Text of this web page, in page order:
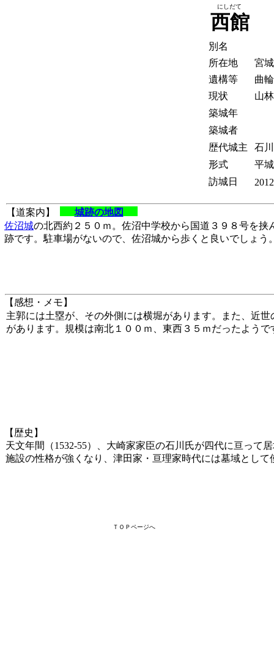
西館
【道案内】
城跡の地図
佐沼城の北西約２５０ｍ。佐沼中学校から国道３９８号を挟
跡です。駐車場がないので、佐沼城から歩くと良いでしょう
【感想・メモ】
主郭には土塁が、その外側には横堀があります。また、近
があります。規模は南北１００ｍ、東西３５ｍだったようで
別名
所在地
宮
遺構等
曲
現状
山
築城年
築城者
歴代城主
石
形式
平城
訪城日
にしだて
【歴史】
ＴＯＰページへ
天文年間（1532-55）、大崎家家臣の石川氏が四代に亘って
施設の性格が強くなり、津田家・亘理家時代には墓域として